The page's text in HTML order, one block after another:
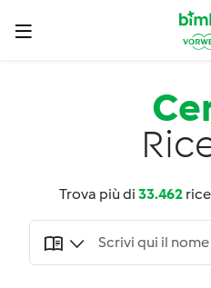
Trova più di 33.462